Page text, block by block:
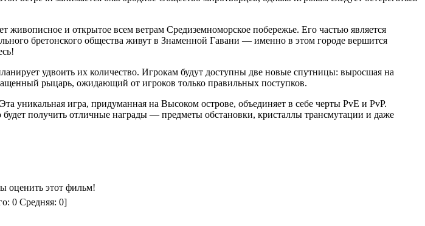
и открытое всем ветрам Средиземноморское побережье. Его частью является
бретонского общества живут в Знаменной Гавани — именно в этом городе вершится
удвоить их количество. Игрокам будут доступны две новые спутницы: выросшая на
рыцарь, ожидающий от игроков только правильных поступков.
уникальная игра, придуманная на Высоком острове, объединяет в себе черты PvE и PvP.
получить отличные награды — предметы обстановки, кристаллы трансмутации и даже
оценить этот фильм!
0Средняя: 0]